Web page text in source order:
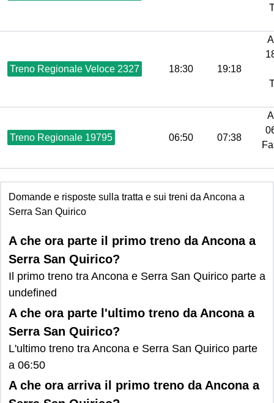
Treno Regionale Veloce 2327 18:30 19:18
Treno Regionale 19795 06:50 07:38
Domande e risposte sulla tratta e sui treni da Ancona a
Serra San Quirico
A che ora parte il primo treno da Ancona a
Serra San Quirico?
Il primo treno tra Ancona e Serra San Quirico parte a
undefined
A che ora parte l'ultimo treno da Ancona a
Serra San Quirico?
L'ultimo treno tra Ancona e Serra San Quirico parte
a 06:50
A che ora arriva il primo treno da Ancona a